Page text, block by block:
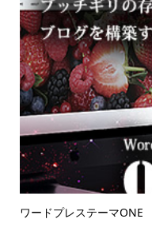
ワードプレステーマONE